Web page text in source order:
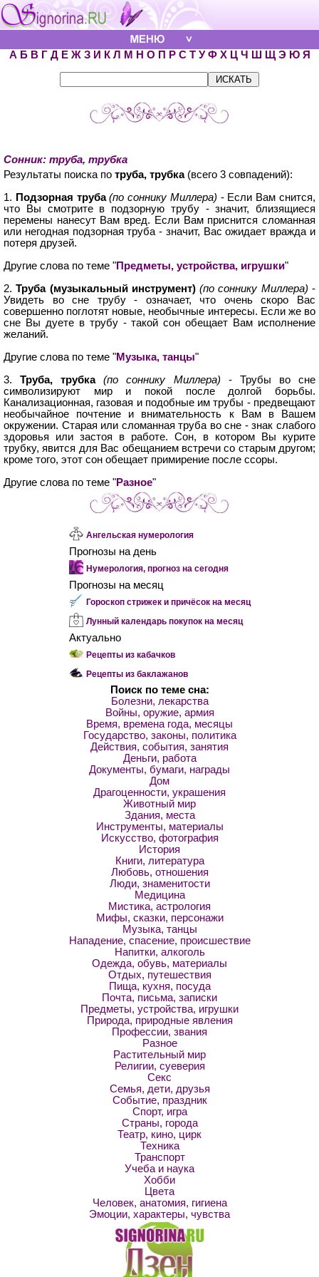
А Б В Г Д Е Ж З И К Л М Н О П Р С Т У Ф Х Ц Ч Ш Щ Э Ю Я
Сонник: труба, трубка
Результаты поиска по труба, трубка(всего 3 совпадений):
1. Подзорная труба(по соннику Миллера) - Если Вам снится,
что Вы смотрите в подзорную трубу - значит, близящиеся
перемены нанесут Вам вред. Если Вам приснится сломанная
или негодная подзорная труба - значит, Вас ожидает вражда и
потеря друзей.
Другие слова по теме "Предметы, устройства, игрушки"
2.Труба (музыкальный инструмент)(по соннику Миллера) -
Увидеть во сне трубу - означает, что очень скоро Вас
совершенно поглотят новые, необычные интересы. Если же во
сне Вы дуете в трубу - такой сон обещает Вам исполнение
желаний.
Другие слова по теме "Музыка, танцы"
3.Труба, трубка(по соннику Миллера) - Трубы во сне
символизируют мир и покой после долгой борьбы.
Канализационная, газовая и подобные им трубы - предвещают
необычайное почтение и внимательность к Вам в Вашем
окружении. Старая или сломанная труба во сне - знак слабого
здоровья или застоя в работе. Сон, в котором Вы курите
трубку, явится для Вас обещанием встречи со старым другом;
кроме того, этот сон обещает примирение после ссоры.
Другие слова по теме "Разное"
Ангельская нумерология
Прогнозы на день
Нумерология, прогноз на сегодня
Прогнозы на месяц
Гороскоп стрижек и причёсок на месяц
Лунный календарь покупок на месяц
Актуально
Рецепты из кабачков
Рецепты из баклажанов
Поиск по теме сна:
Болезни, лекарства
Войны, оружие, армия
Время, времена года, месяцы
Государство, законы, политика
Действия, события, занятия
Деньги, работа
Документы, бумаги, награды
Дом
Драгоценности, украшения
Животный мир
Здания, места
Инструменты, материалы
Искусство, фотография
История
Книги, литература
Любовь, отношения
Люди, знаменитости
Медицина
Мистика, астрология
Мифы, сказки, персонажи
Музыка, танцы
Нападение, спасение, происшествие
Напитки, алкоголь
Одежда, обувь, материалы
Отдых, путешествия
Пища, кухня, посуда
Почта, письма, записки
Предметы, устройства, игрушки
Природа, природные явления
Профессии, звания
Разное
Растительный мир
Религии, суеверия
Секс
Семья, дети, друзья
Событие, праздник
Спорт, игра
Страны, города
Театр, кино, цирк
Техника
Транспорт
Учеба и наука
Хобби
Цвета
Человек, анатомия, гигиена
Эмоции, характеры, чувства